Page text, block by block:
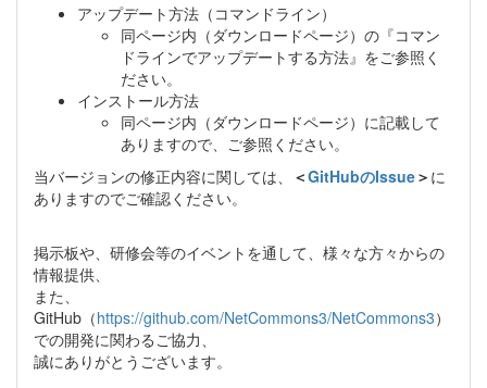
アップデート方法（コマンドライン）
同ページ内（ダウンロードページ）の『コマン
ドラインでアップデートする方法』をご参照く
ださい。
インストール方法
同ページ内（ダウンロードページ）に記載して
ありますので、ご参照ください。
当バージョンの修正内容に関しては、
＜GitHubのIssue＞ に
ありますのでご確認ください。
掲示板や、研修会等のイベントを通して、様々な方々からの
情報提供、
また、
GitHub（https://github.com/NetCommons3/NetCommons3）
での開発に関わるご協力、
誠にありがとうございます。